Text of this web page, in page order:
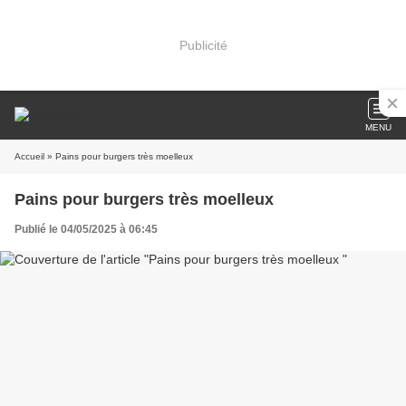
Publicité
MENU
Accueil » Pains pour burgers très moelleux
Pains pour burgers très moelleux
Publié le 04/05/2025 à 06:45